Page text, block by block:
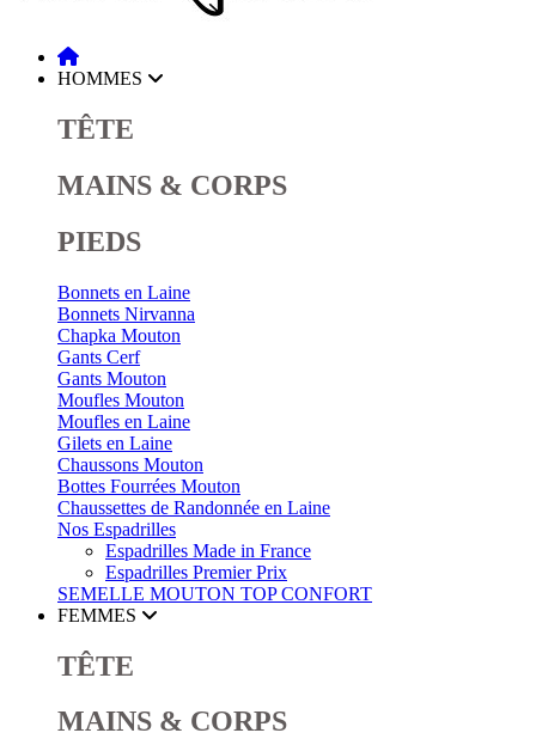
HOMMES
TÊTE
MAINS & CORPS
PIEDS
Bonnets en Laine
Bonnets Nirvanna
Chapka Mouton
Gants Cerf
Gants Mouton
Moufles Mouton
Moufles en Laine
Gilets en Laine
Chaussons Mouton
Bottes Fourrées Mouton
Chaussettes de Randonnée en Laine
Nos Espadrilles
Espadrilles Made in France
Espadrilles Premier Prix
SEMELLE MOUTON TOP CONFORT
FEMMES
TÊTE
MAINS & CORPS